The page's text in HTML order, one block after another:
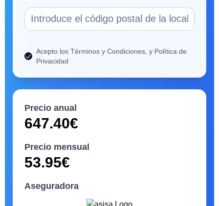
Acepto los Términos y Condiciones, y Política de
Privacidad
Precio anual
647.40€
Precio mensual
53.95€
Aseguradora